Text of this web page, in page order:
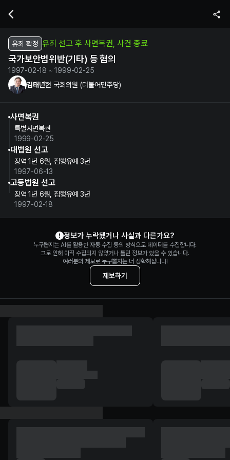
유죄 확정 유죄 선고 후 사면복권, 사건 종료
국가보안법위반(기타) 등 혐의
1997-02-18 ~ 1999-02-25
김태년현 국회의원 (더불어민주당)
사면복권
특별사면복권
1999-02-25
대법원 선고
징역 1년 6월, 집행유예 3년
1997-06-13
고등법원 선고
징역 1년 6월, 집행유예 3년
1997-02-18
정보가 누락됐거나 사실과 다른가요?
누구뽑지는 AI를 활용한 자동 수집 등의 방식으로 데이터를 수집합니다.
그로 인해 아직 수집되지 않았거나 틀린 정보가 있을 수 있습니다.
여러분의 제보로 누구뽑지는 더 정확해집니다!
제보하기